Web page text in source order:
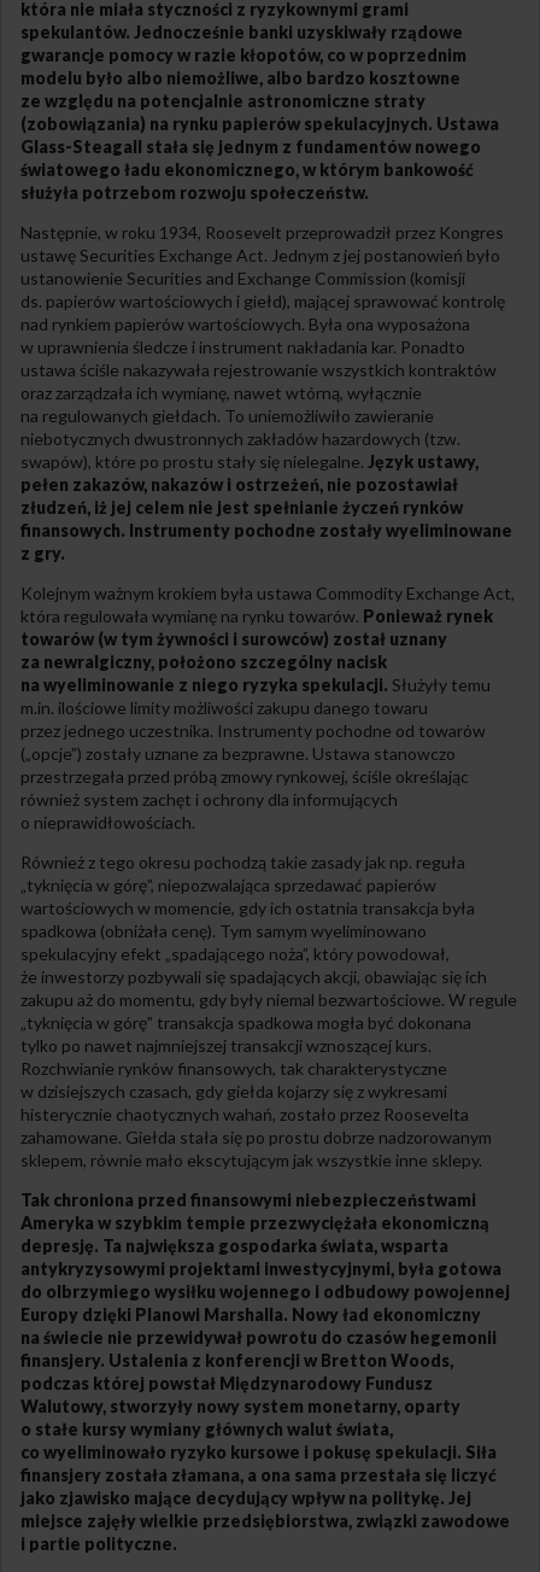
która nie miała styczności z ryzykownymi grami
spekulantów. Jednocześnie banki uzyskiwały rządowe
gwarancje pomocy w razie kłopotów, co w poprzednim
modelu było albo niemożliwe, albo bardzo kosztowne
ze względu na potencjalnie astronomiczne straty
(zobowiązania) na rynku papierów spekulacyjnych. Ustawa
Glass-Steagall stała się jednym z fundamentów nowego
światowego ładu ekonomicznego, w którym bankowość
służyła potrzebom rozwoju społeczeństw.
Następnie, w roku 1934, Roosevelt przeprowadził przez Kongres
ustawę Securities Exchange Act. Jednym z jej postanowień było
ustanowienie Securities and Exchange Commission (komisji
ds. papierów wartościowych i giełd), mającej sprawować kontrolę
nad rynkiem papierów wartościowych. Była ona wyposażona
w uprawnienia śledcze i instrument nakładania kar. Ponadto
ustawa ściśle nakazywała rejestrowanie wszystkich kontraktów
oraz zarządzała ich wymianę, nawet wtórną, wyłącznie
na regulowanych giełdach. To uniemożliwiło zawieranie
niebotycznych dwustronnych zakładów hazardowych (tzw.
swapów), które po prostu stały się nielegalne. Język ustawy,
pełen zakazów, nakazów i ostrzeżeń, nie pozostawiał
złudzeń, iż jej celem nie jest spełnianie życzeń rynków
finansowych. Instrumenty pochodne zostały wyeliminowane
z gry.
Kolejnym ważnym krokiem była ustawa Commodity Exchange Act,
która regulowała wymianę na rynku towarów. Ponieważ rynek
towarów (w tym żywności i surowców) został uznany
za newralgiczny, położono szczególny nacisk
na wyeliminowanie z niego ryzyka spekulacji. Służyły temu
m.in. ilościowe limity możliwości zakupu danego towaru
przez jednego uczestnika. Instrumenty pochodne od towarów
(„opcje”) zostały uznane za bezprawne. Ustawa stanowczo
przestrzegała przed próbą zmowy rynkowej, ściśle określając
również system zachęt i ochrony dla informujących
o nieprawidłowościach.
Również z tego okresu pochodzą takie zasady jak np. reguła
„tyknięcia w górę”, niepozwalająca sprzedawać papierów
wartościowych w momencie, gdy ich ostatnia transakcja była
spadkowa (obniżała cenę). Tym samym wyeliminowano
spekulacyjny efekt „spadającego noża”, który powodował,
że inwestorzy pozbywali się spadających akcji, obawiając się ich
zakupu aż do momentu, gdy były niemal bezwartościowe. W regule
„tyknięcia w górę” transakcja spadkowa mogła być dokonana
tylko po nawet najmniejszej transakcji wznoszącej kurs.
Rozchwianie rynków finansowych, tak charakterystyczne
w dzisiejszych czasach, gdy giełda kojarzy się z wykresami
histerycznie chaotycznych wahań, zostało przez Roosevelta
zahamowane. Giełda stała się po prostu dobrze nadzorowanym
sklepem, równie mało ekscytującym jak wszystkie inne sklepy.
Tak chroniona przed finansowymi niebezpieczeństwami
Ameryka w szybkim tempie przezwyciężała ekonomiczną
depresję. Ta największa gospodarka świata, wsparta
antykryzysowymi projektami inwestycyjnymi, była gotowa
do olbrzymiego wysiłku wojennego i odbudowy powojennej
Europy dzięki Planowi Marshalla. Nowy ład ekonomiczny
na świecie nie przewidywał powrotu do czasów hegemonii
finansjery. Ustalenia z konferencji w Bretton Woods,
podczas której powstał Międzynarodowy Fundusz
Walutowy, stworzyły nowy system monetarny, oparty
o stałe kursy wymiany głównych walut świata,
co wyeliminowało ryzyko kursowe i pokusę spekulacji. Siła
finansjery została złamana, a ona sama przestała się liczyć
jako zjawisko mające decydujący wpływ na politykę. Jej
miejsce zajęły wielkie przedsiębiorstwa, związki zawodowe
i partie polityczne.